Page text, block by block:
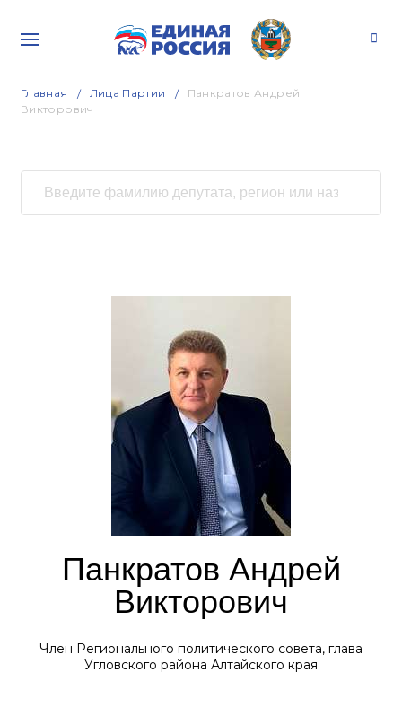
Главная Лица Партии
Панкратов Андрей
Викторович
Панкратов Андрей
Викторович
Член Регионального политического совета, глава
Угловского района Алтайского края